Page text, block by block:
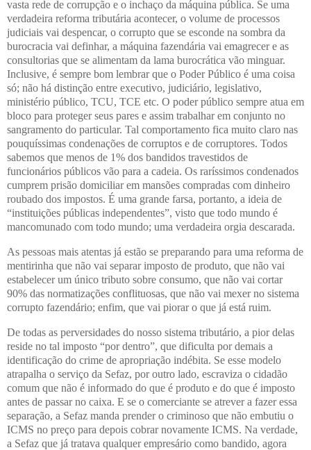
vasta rede de corrupção e o inchaço da máquina pública. Se uma
verdadeira reforma tributária acontecer, o volume de processos
judiciais vai despencar, o corrupto que se esconde na sombra da
burocracia vai definhar, a máquina fazendária vai emagrecer e as
consultorias que se alimentam da lama burocrática vão minguar.
Inclusive, é sempre bom lembrar que o Poder Público é uma coisa
só; não há distinção entre executivo, judiciário, legislativo,
ministério público, TCU, TCE etc. O poder público sempre atua em
bloco para proteger seus pares e assim trabalhar em conjunto no
sangramento do particular. Tal comportamento fica muito claro nas
pouquíssimas condenações de corruptos e de corruptores. Todos
sabemos que menos de 1% dos bandidos travestidos de
funcionários públicos vão para a cadeia. Os raríssimos condenados
cumprem prisão domiciliar em mansões compradas com dinheiro
roubado dos impostos. É uma grande farsa, portanto, a ideia de
“instituições públicas independentes”, visto que todo mundo é
mancomunado com todo mundo; uma verdadeira orgia descarada.
As pessoas mais atentas já estão se preparando para uma reforma de
mentirinha que não vai separar imposto de produto, que não vai
estabelecer um único tributo sobre consumo, que não vai cortar
90% das normatizações conflituosas, que não vai mexer no sistema
corrupto fazendário; enfim, que vai piorar o que já está ruim.
De todas as perversidades do nosso sistema tributário, a pior delas
reside no tal imposto “por dentro”, que dificulta por demais a
identificação do crime de apropriação indébita. Se esse modelo
atrapalha o serviço da Sefaz, por outro lado, escraviza o cidadão
comum que não é informado do que é produto e do que é imposto
antes de passar no caixa. E se o comerciante se atrever a fazer essa
separação, a Sefaz manda prender o criminoso que não embutiu o
ICMS no preço para depois cobrar novamente ICMS. Na verdade,
a Sefaz que já tratava qualquer empresário como bandido, agora